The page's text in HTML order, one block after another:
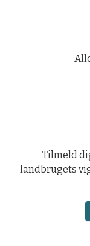
Tilmeld
landbrugets